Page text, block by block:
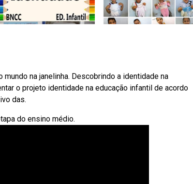
na janelinha. Descobrindo a identidade na
o projeto identidade na educação infantil de acordo
das.
do ensino médio.